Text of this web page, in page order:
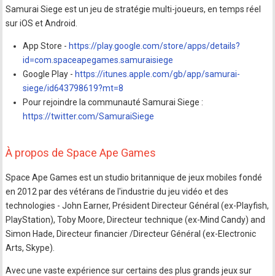
Samurai Siege est un jeu de stratégie multi-joueurs, en temps réel
sur iOS et Android.
App Store - https://play.google.com/store/apps/details?
id=com.spaceapegames.samuraisiege
Google Play - https://itunes.apple.com/gb/app/samurai-
siege/id643798619?mt=8
Pour rejoindre la communauté Samurai Siege :
https://twitter.com/SamuraiSiege
À propos de Space Ape Games
Space Ape Games est un studio britannique de jeux mobiles fondé
en 2012 par des vétérans de l'industrie du jeu vidéo et des
technologies - John Earner, Président Directeur Général (ex-Playfish,
PlayStation), Toby Moore, Directeur technique (ex-Mind Candy) and
Simon Hade, Directeur financier /Directeur Général (ex-Electronic
Arts, Skype).
Avec une vaste expérience sur certains des plus grands jeux sur